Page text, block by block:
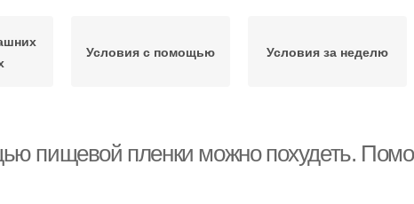
Условия с помощью Условия за неделю
пищевой пленки можно похудеть.